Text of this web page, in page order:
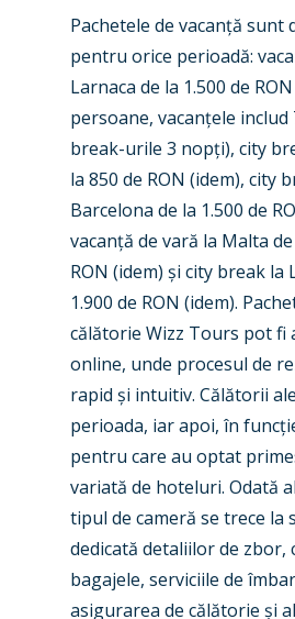
Pachetele de vacanță sunt
pentru orice perioadă:
Larnaca de la 1.500 de
persoane, vacanțele
break-urile 3 nopți), city
la 850 de RON (idem), city
Barcelona de la 1.500 de
vacanță de vară la Malta de
RON (idem) și city break la
1.900 de RON (idem).
călătorie Wizz Tours pot fi
online, unde procesul de
rapid și intuitiv. Călătorii
perioada, iar apoi, în
pentru care au optat
variată de hoteluri. Odată
tipul de cameră se trece la
dedicată detaliilor de zbor,
bagajele, serviciile de
asigurarea de călătorie și